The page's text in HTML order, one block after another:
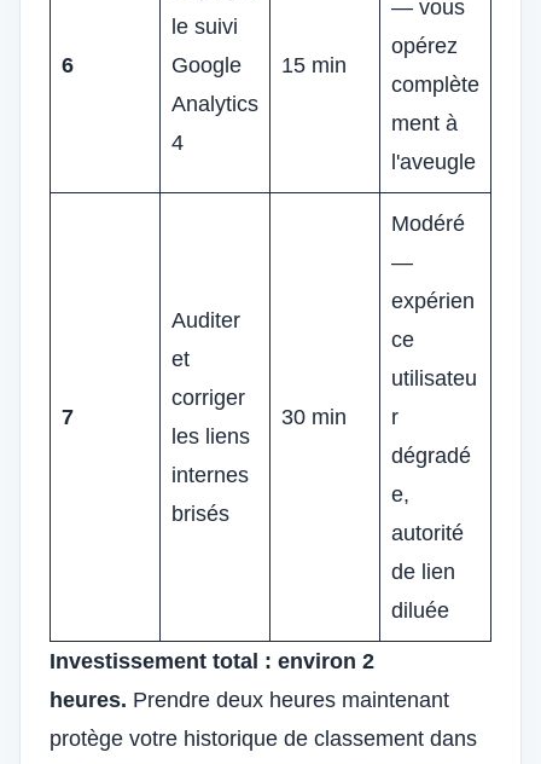
6
le suivi
Google
Analytics
4
15 min
— vous
opérez
complète
ment à
l'aveugle
7
Auditer
et
corriger
les liens
internes
brisés
30 min
Modéré
—
expérien
ce
utilisateu
r
dégradé
e,
autorité
de lien
diluée
Investissement total : environ 2
heures. Prendre deux heures maintenant
protège votre historique de classement dans